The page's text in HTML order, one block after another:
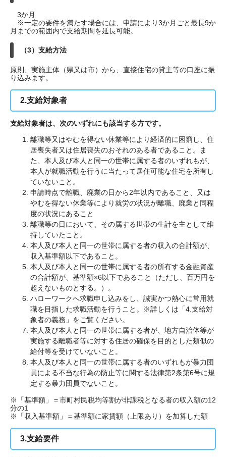
3か月
※一定の要件を満たす場合には、申請により3か月ごと最長9か
月までの範囲内で支給期間を延長可能。
（3）支給方法
原則、実施主体（県又は市）から、直接住宅の貸主等の口座に振
り込みます。
2.支給対象者
支給対象者は、次のいずれにも該当する方です。
離職等又はやむを得ない休業等により経済的に困窮し、住
居喪失者又は住居喪失のおそれのある者であること。ま
た、本人及び本人と同一の世帯に属する者のいずれもが、
本人が就職活動を行うに当たって居住可能な住宅を所有し
ていないこと。​
申請時点で離職、廃業の日から2年以内であること、又は
やむを得ない休業等により就労の状況が離職、廃業と同程
度の状況にあること
離職等の日において、その属する世帯の生計を主として維
持していたこと。
本人及び本人と同一の世帯に属する者の収入の合計額が、
収入基準額以下であること。
本人及び本人と同一の世帯に属する者の所有する金融資産
の合計額が、基準額×6以下であること（ただし、百万円を
超えないものとする。）。
ハローワークへ求職申し込みをし、誠実かつ熱心に常用就
職を目指した求職活動を行うこと。※詳しくは「4.支給対
象者の義務」をご覧ください。
本人及び本人と同一の世帯に属する者が、地方自治体等が
実施する離職者等に対する住居の確保を目的とした類似の
給付等を受けていないこと。
本人及び本人と同一の世帯に属する者のいずれもが暴力団
員による不当な行為の防止等に関する法律第2条第6号に規
定する暴力団員でないこと。
※「基準額」＝市町村民税均等割が非課税となる者の収入額の12
分の1
※「収入基準額」＝基準額に家賃額（上限あり）を加算した額
3.支給要件